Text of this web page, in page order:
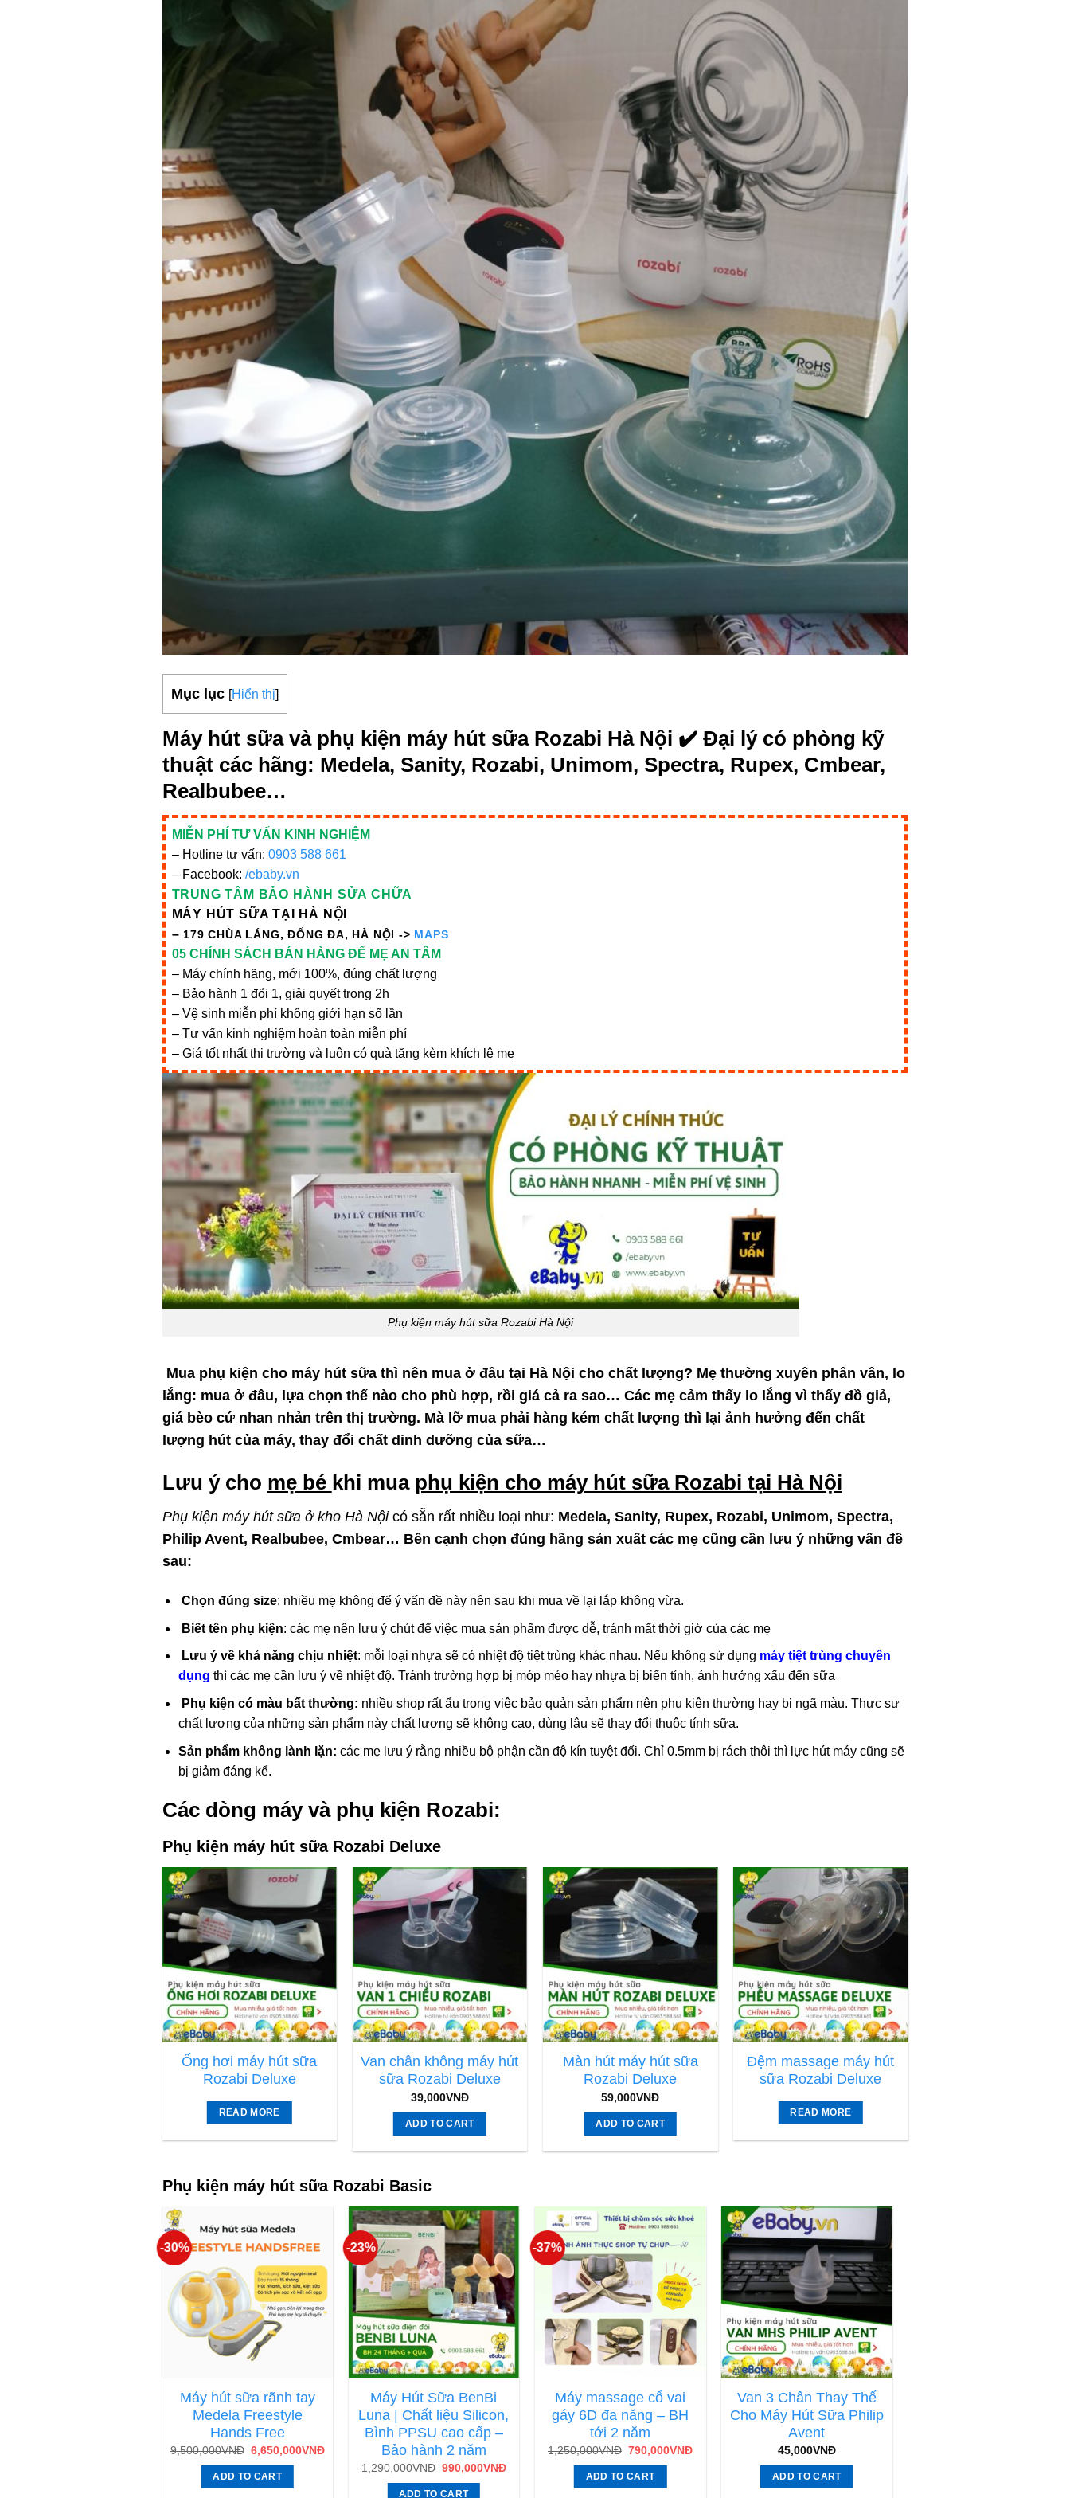
Mục lục [Hiển thị]
Máy hút sữa và phụ kiện máy hút sữa Rozabi Hà Nội ✔️ Đại lý có phòng kỹ
thuật các hãng: Medela, Sanity, Rozabi, Unimom, Spectra, Rupex, Cmbear,
Realbubee…
MIỄN PHÍ TƯ VẤN KINH NGHIỆM
– Hotline tư vấn: 0903 588 661
– Facebook: /ebaby.vn
TRUNG TÂM BẢO HÀNH SỬA CHỮA
MÁY HÚT SỮA TẠI HÀ NỘI
– 179 CHÙA LÁNG, ĐỐNG ĐA, HÀ NỘI -> MAPS
05 CHÍNH SÁCH BÁN HÀNG ĐỂ MẸ AN TÂM
– Máy chính hãng, mới 100%, đúng chất lượng
– Bảo hành 1 đổi 1, giải quyết trong 2h
– Vệ sinh miễn phí không giới hạn số lần
– Tư vấn kinh nghiệm hoàn toàn miễn phí
– Giá tốt nhất thị trường và luôn có quà tặng kèm khích lệ mẹ
Phụ kiện máy hút sữa Rozabi Hà Nội
Mua phụ kiện cho máy hút sữa thì nên mua ở đâu tại Hà Nội cho chất lượng? Mẹ thường xuyên phân vân, lo
lắng: mua ở đâu, lựa chọn thế nào cho phù hợp, rồi giá cả ra sao… Các mẹ cảm thấy lo lắng vì thấy đồ giả,
giá bèo cứ nhan nhản trên thị trường. Mà lỡ mua phải hàng kém chất lượng thì lại ảnh hưởng đến chất
lượng hút của máy, thay đổi chất dinh dưỡng của sữa…
Lưu ý cho mẹ bé khi mua phụ kiện cho máy hút sữa Rozabi tại Hà Nội
Phụ kiện máy hút sữa ở kho Hà Nộicó sẵn rất nhiều loại như: Medela, Sanity, Rupex, Rozabi, Unimom, Spectra,
Philip Avent, Realbubee, Cmbear… Bên cạnh chọn đúng hãng sản xuất các mẹ cũng cần lưu ý những vấn đề
sau:
Chọn đúng size: nhiều mẹ không để ý vấn đề này nên sau khi mua về lại lắp không vừa.
Biết tên phụ kiện: các mẹ nên lưu ý chút để việc mua sản phẩm được dễ, tránh mất thời giờ của các mẹ
Lưu ý về khả năng chịu nhiệt: mỗi loại nhựa sẽ có nhiệt độ tiệt trùng khác nhau. Nếu không sử dụng máy tiệt trùng chuyên
dụng thì các mẹ cần lưu ý về nhiệt độ. Tránh trường hợp bị móp méo hay nhựa bị biến tính, ảnh hưởng xấu đến sữa
Phụ kiện có màu bất thường: nhiều shop rất ẩu trong việc bảo quản sản phẩm nên phụ kiện thường hay bị ngã màu. Thực sự
chất lượng của những sản phẩm này chất lượng sẽ không cao, dùng lâu sẽ thay đổi thuộc tính sữa.
Sản phẩm không lành lặn:các mẹ lưu ý rằng nhiều bộ phận cần độ kín tuyệt đối. Chỉ 0.5mm bị rách thôi thì lực hút máy cũng sẽ
bị giảm đáng kể.
Các dòng máy và phụ kiện Rozabi:
Phụ kiện máy hút sữa Rozabi Deluxe
Ống hơi máy hút sữa
Rozabi Deluxe
READ MORE
Van chân không máy hút
sữa Rozabi Deluxe
39,000VNĐ
ADD TO CART
Màn hút máy hút sữa
Rozabi Deluxe
59,000VNĐ
ADD TO CART
Đệm massage máy hút
sữa Rozabi Deluxe
READ MORE
Phụ kiện máy hút sữa Rozabi Basic
-30%
Máy hút sữa rãnh tay
Medela Freestyle
Hands Free
9,500,000VNĐ 6,650,000VNĐ
ADD TO CART
-23%
Máy Hút Sữa BenBi
Luna | Chất liệu Silicon,
Bình PPSU cao cấp –
Bảo hành 2 năm
1,290,000VNĐ 990,000VNĐ
ADD TO CART
-37%
Máy massage cổ vai
gáy 6D đa năng – BH
tới 2 năm
1,250,000VNĐ 790,000VNĐ
ADD TO CART
Van 3 Chân Thay Thế
Cho Máy Hút Sữa Philip
Avent
45,000VNĐ
ADD TO CART